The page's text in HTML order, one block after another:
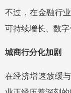
不过，在金融行
可持续增长、数字
城商行分化加剧
在经济增速放缓